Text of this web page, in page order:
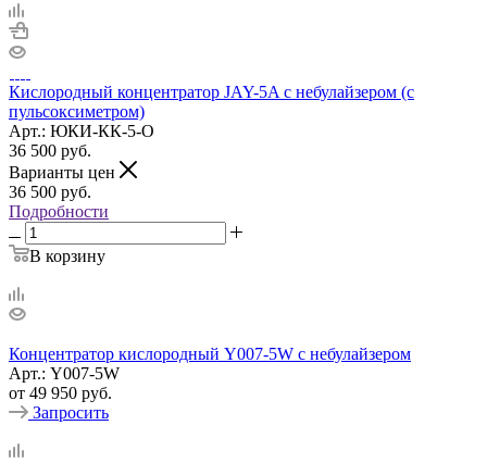
Кислородный концентратор JAY-5A с небулайзером (с
пульсоксиметром)
Арт.: ЮКИ-КК-5-O
36 500 руб.
Варианты цен
36 500 руб.
Подробности
В корзину
Концентратор кислородный Y007-5W с небулайзером
Арт.: Y007-5W
от 49 950 руб.
Запросить